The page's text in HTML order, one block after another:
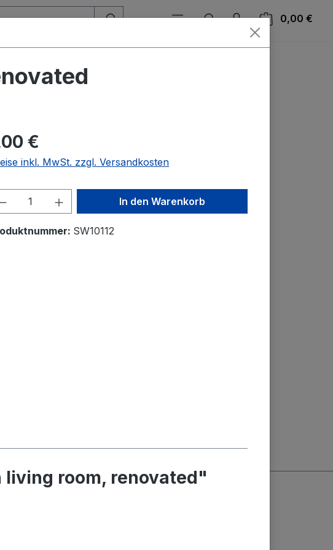
0,00 €
€
inkl. MwSt. zzgl. Versandkosten
Anzahl: Gib den gewünschten Wert
In den Warenkorb
SW10112
room, renovated"